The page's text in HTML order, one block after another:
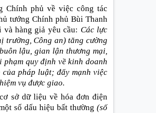
Chính phủ về việc công tác
tướng Chính phủ Bùi Thanh
và hàng giả yêu cầu: Các lực
trường, Công an)tăng cường
lậu, gian lận thương mại,
quy định về kinh doanh
pháp luật; đẩy mạnh việc
vụ được giao.
sở dữ liệu về hóa đơn điện
số dấu hiệu bất thường (số